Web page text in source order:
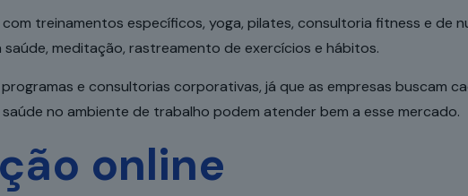
treinamentos específicos, yoga, pilates, consultoria fitness e de
meditação, rastreamento de exercícios e hábitos.
e consultorias corporativas, já que as empresas buscam
no ambiente de trabalho podem atender bem a esse mercado.
online